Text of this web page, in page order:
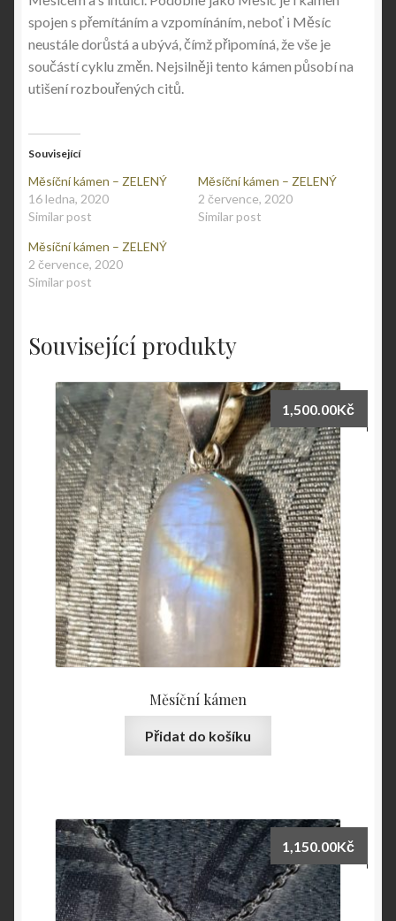
spojen s přemítáním a vzpomínáním, neboť i Měsíc
neustále dorůstá a ubývá, čímž připomíná, že vše je
součástí cyklu změn. Nejsilněji tento kámen působí na
utišení rozbouřených citů.
Související
Měsíční kámen – ZELENÝ
16 ledna, 2020
Similar post
Měsíční kámen – ZELENÝ
2 července, 2020
Similar post
Měsíční kámen – ZELENÝ
2 července, 2020
Similar post
Související produkty
Měsíční kámen
1,500.00Kč
Přidat do košíku
1,150.00Kč